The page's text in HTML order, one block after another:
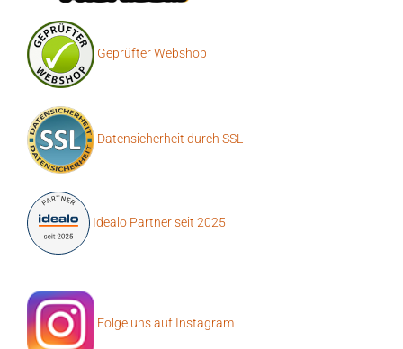
Geprüfter Webshop
Datensicherheit durch SSL
Idealo Partner seit 2025
Folge uns auf Instagram